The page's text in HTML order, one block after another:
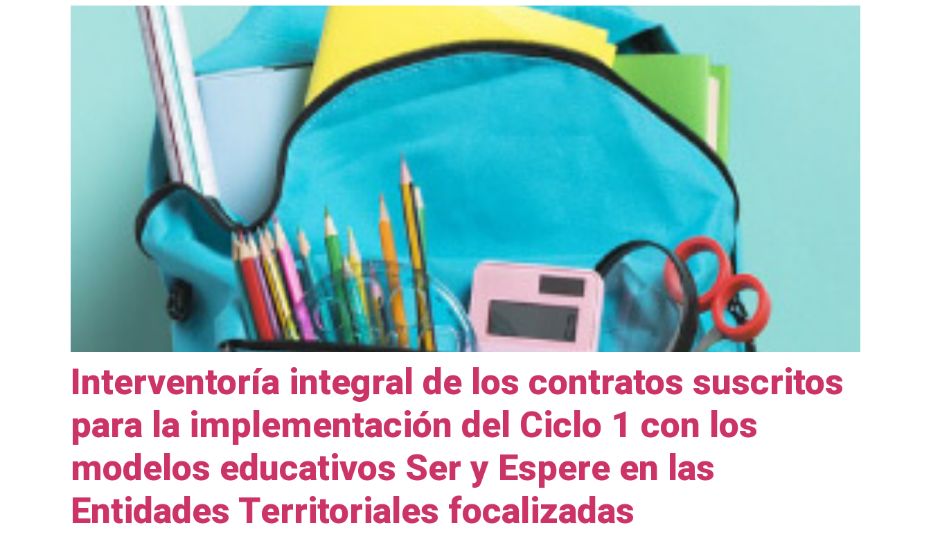
Interventoría integral de los contratos suscritos
para la implementación del Ciclo 1 con los
modelos educativos Ser y Espere en las
Entidades Territoriales focalizadas